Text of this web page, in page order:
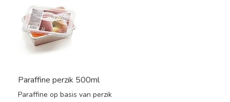
Paraffine perzik 500ml
Paraffine op basis van perzik